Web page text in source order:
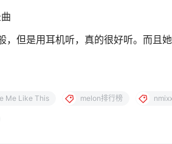
，但是用耳机听，真的很好听。而且
Me Like This melon排行榜